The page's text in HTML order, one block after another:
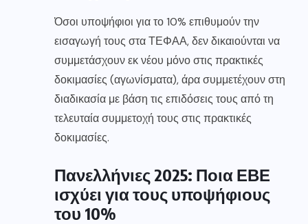
Όσοι υποψήφιοι για το 10% επιθυμούν την
εισαγωγή τους στα ΤΕΦΑΑ, δεν δικαιούνται να
συμμετάσχουν εκ νέου μόνο στις πρακτικές
δοκιμασίες (αγωνίσματα), άρα συμμετέχουν στη
διαδικασία με βάση τις επιδόσεις τους από τη
τελευταία συμμετοχή τους στις πρακτικές
δοκιμασίες.
Πανελλήνιες 2025: Ποια ΕΒΕ
ισχύει για τους υποψήφιους
του 10%